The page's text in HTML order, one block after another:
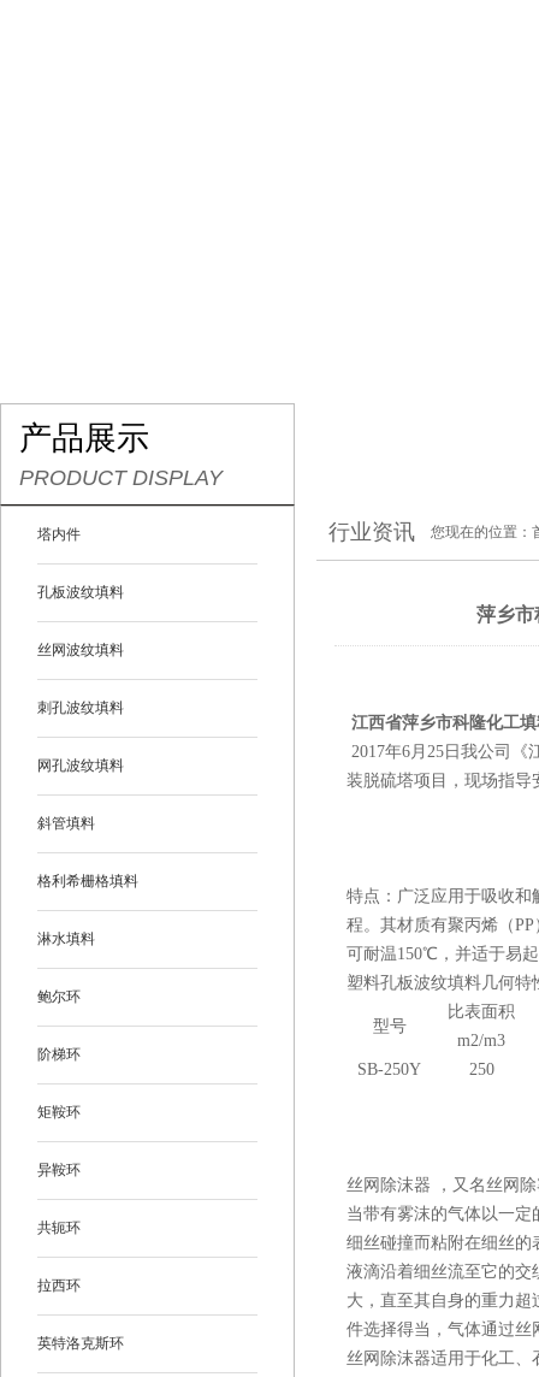
产品展示
PRODUCT DISPLAY
塔内件
孔板波纹填料
丝网波纹填料
刺孔波纹填料
网孔波纹填料
斜管填料
格利希栅格填料
淋水填料
鲍尔环
阶梯环
矩鞍环
异鞍环
共轭环
拉西环
英特洛克斯环
行业资讯 您现在的位置：
萍乡市
江西省萍乡市科隆化工
2017年6月 25 日我公司《
装脱硫塔项目，现场指导
特点：广泛应用于吸收和
程。其材质有聚丙烯（
可耐温150℃，并适于易
塑料孔板波纹填料几何特
型号
比表面积
m2/m3
SB-250Y 250
丝网除沫器 ，又名丝网
当带有雾沫的气体以一
细丝碰撞而粘附在细丝的
液滴沿着细丝流至它的交
大，直至其自身的重力
件选择得当，气体通过丝
丝网除沫器适用于化工